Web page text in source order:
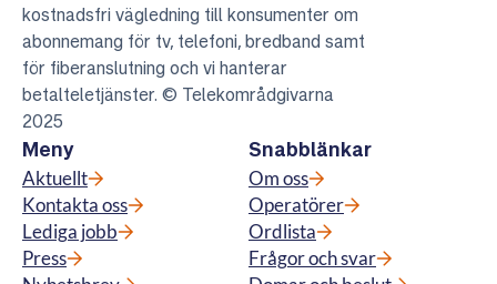
kostnadsfri vägledning till konsumenter om
abonnemang för tv, telefoni, bredband samt
för fiberanslutning och vi hanterar
betalteletjänster. © Telekområdgivarna
2025
Meny
Aktuellt
Kontakta oss
Lediga jobb
Press
Snabblänkar
Om oss
Operatörer
Ordlista
Frågor och svar